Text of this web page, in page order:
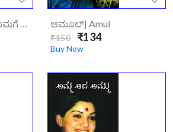
ಅಬ್ದುಲ್ ಕಲಾಂ ಅವರು ನಿಮಗೆ ಗೊತ್ತೇ|abdul-Kalam-Avaru-Nimage-Gotte ಅಮೂಲ್| Amul
₹150 ₹134
Buy Now